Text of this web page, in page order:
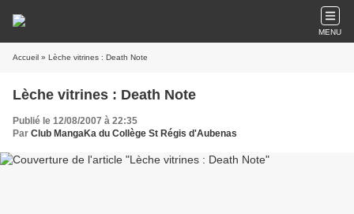
MENU
Accueil » Lèche vitrines : Death Note
Lèche vitrines : Death Note
Publié le 12/08/2007 à 22:35
Par Club MangaKa du Collège St Régis d'Aubenas